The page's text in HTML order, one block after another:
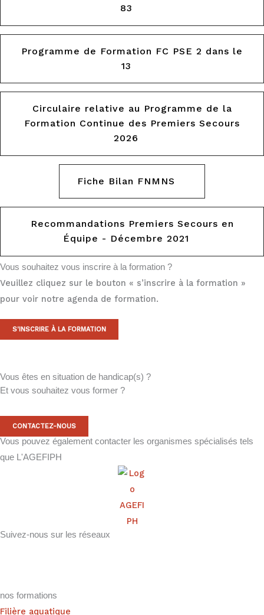
aménagements nécessaires et possibles.
83
Programme de Formation FC PSE 2 dans le
13
Circulaire relative au Programme de la
Formation Continue des Premiers Secours
2026
Fiche Bilan FNMNS
Recommandations Premiers Secours en
Équipe - Décembre 2021
Vous souhaitez vous inscrire à la formation ?
Veuillez cliquez sur le bouton « s’inscrire à la formation »
pour voir notre agenda de formation.
S'INSCRIRE À LA FORMATION
Vous êtes en situation de handicap(s) ?
Et vous souhaitez vous former ?
CONTACTEZ-NOUS
Vous pouvez également contacter les organismes spécialisés tels
que L'AGEFIPH
Suivez-nous sur les réseaux
nos formations
Filière aquatique